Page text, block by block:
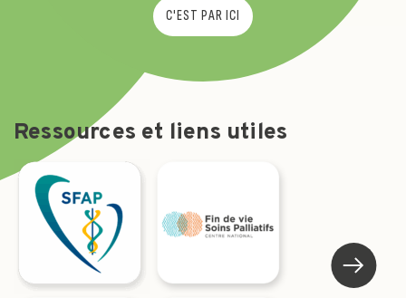
C'EST PAR ICI
Ressources et liens utiles